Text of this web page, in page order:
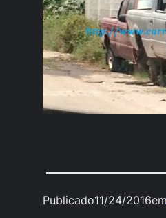
Publicado11/24/2016em